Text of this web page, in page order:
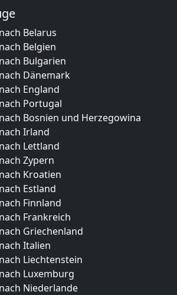
Belarus
Belgien
Bulgarien
Dänemark
England
Portugal
Bosnien und Herzegowina
Irland
Lettland
Zypern
Kroatien
Estland
Finnland
Frankreich
Griechenland
Italien
Liechtenstein
Luxemburg
Niederlande